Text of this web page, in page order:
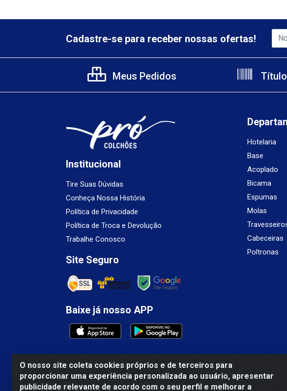
O nosso site coleta cookies próprios e de terceiros para
proporcionar uma experiência personalizada ao usuário, apresentar
publicidade relevante de acordo com o seu perfil e melhorar a
Cadastre-se para receber nossas ofertas!
Meus Pedidos
Institucional
Tire Suas Dúvidas
Conheça Nossa História
Política de Privacidade
Política de Troca e Devolução
Trabalhe Conosco
Site Seguro
Baixe já nosso APP
Hotelaria
Base
Acoplado
Bicama
Espumas
Molas
Cabeceiras
Poltronas
Mercosul Espumas Industriais LTDA - Rua 13, SN, Quadra009